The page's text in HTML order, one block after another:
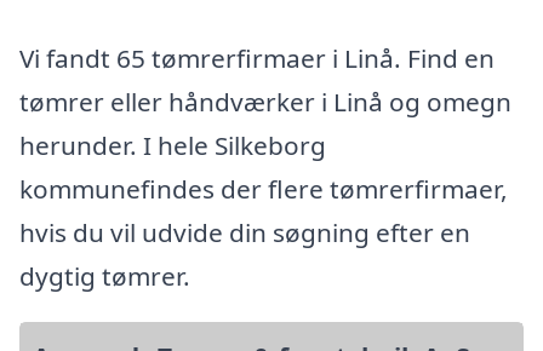
Vi fandt 65 tømrerfirmaer i Linå. Find en
tømrer eller håndværker i Linå og omegn
herunder. I hele Silkeborg
kommunefindes der flere tømrerfirmaer,
hvis du vil udvide din søgning efter en
dygtig tømrer.